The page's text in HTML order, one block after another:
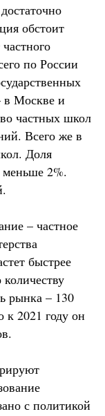
обстоит
по России
в Москве и
частных школ
Всего же в
Доля
меньше 2%.
– частное
быстрее
рынка – 130
к 2021 году он
с политикой